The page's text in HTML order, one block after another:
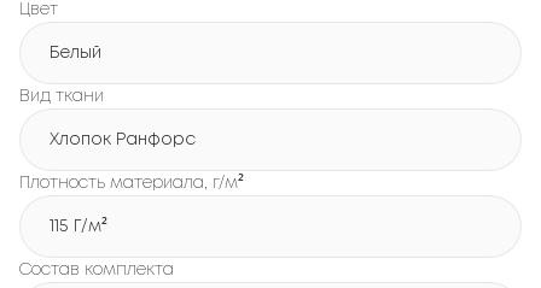
Цвет
Белый
Вид ткани
Хлопок Ранфорс
Плотность материала, г/м²
115 Г/м²
Состав комплекта